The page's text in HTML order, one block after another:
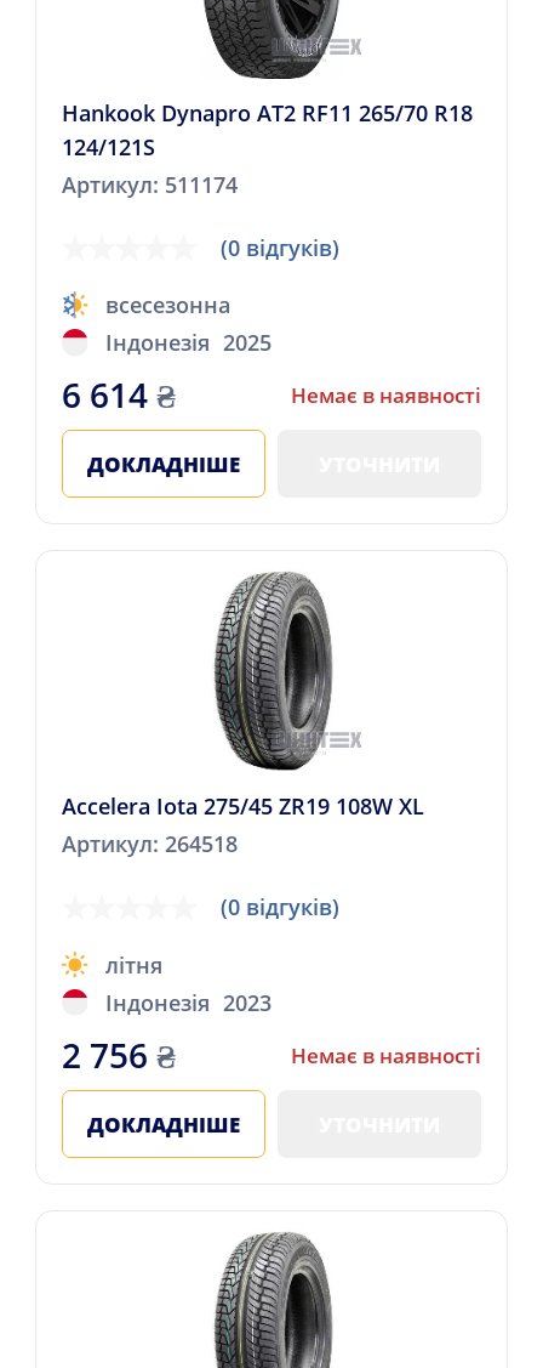
Hankook Dynapro AT2 RF11 265/70 R18
124/121S
Артикул: 511174
(0 відгуків)
всесезонна
Індонезія 2025
6 614₴ Немає в наявності
ДОКЛАДНІШЕ
Accelera Iota 275/45 ZR19 108W XL
Артикул: 264518
(0 відгуків)
літня
Індонезія 2023
2 756 ₴ Немає в наявності
ДОКЛАДНІШЕ